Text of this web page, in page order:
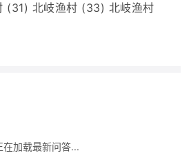
(31) 北岐渔村 (33) 北岐渔村
在加载最新问答...